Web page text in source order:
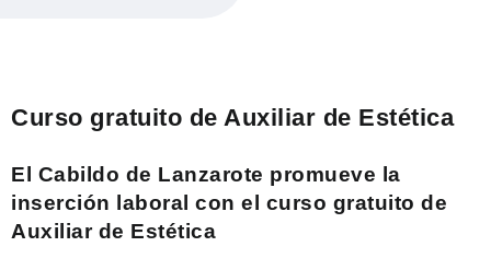
Curso gratuito de Auxiliar de Estética
El Cabildo de Lanzarote promueve la
inserción laboral con el curso gratuito de
Auxiliar de Estética